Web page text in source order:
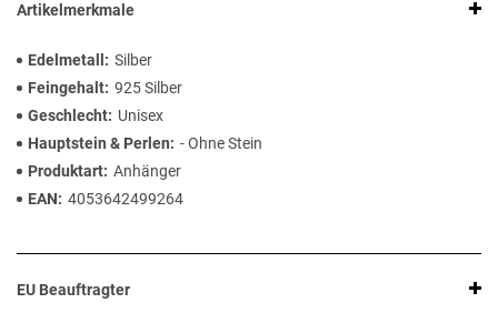
Artikelmerkmale
Edelmetall
Silber
Feingehalt 925 Silber
Geschlecht
Unisex
Hauptstein & Perlen
- Ohne Stein
Produktart Anhänger
EAN
4053642499264
EU Beauftragter